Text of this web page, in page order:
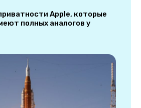
Apple, которые
полных аналогов у